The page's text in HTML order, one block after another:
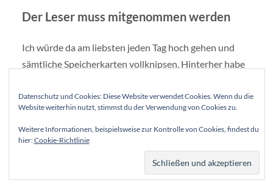
Der Leser muss mitgenommen werden
Ich würde da am liebsten jeden Tag hoch gehen und
sämtliche Speicherkarten vollknipsen. Hinterher habe
schreiben? Der Leser ist nicht dabei und erlebt die
Action nicht. Stattdessen bekommt er wieder nur einen
Beitrag über Hausrotschwänze auf Zaunpfählen. Aber
man will ja darüber berichten. Und dann kommt wieder
Datenschutz und Cookies: Diese Website verwendet Cookies. Wenn du die
Website weiterhin nutzt, stimmst du der Verwendung von Cookies zu.
Weitere Informationen, beispielsweise zur Kontrolle von Cookies, findest du
hier:Cookie-Richtlinie